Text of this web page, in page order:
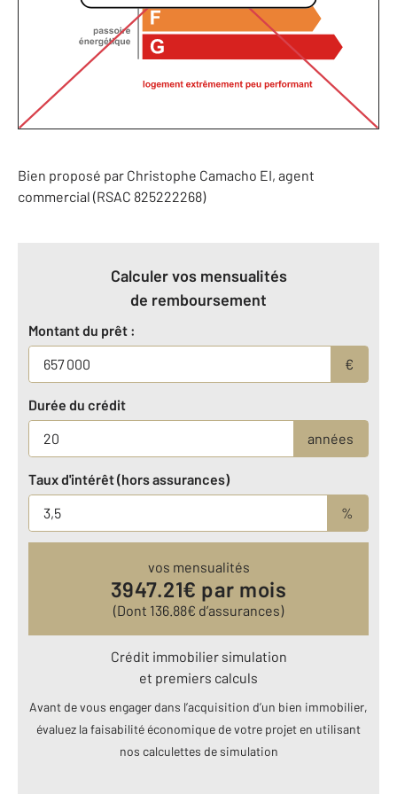
Bien proposé par Christophe Camacho EI, agent
commercial (RSAC 825222268)
Calculer vos mensualités
de remboursement
Montant du prêt :
€
Durée du crédit
années
Taux d'intérêt (hors assurances)
%
vos mensualités
3947.21€ par mois
(Dont 136.88€ d’assurances)
Crédit immobilier simulation
et premiers calculs
Avant de vous engager dans l’acquisition d’un bien immobilier,
évaluez la faisabilité économique de votre projet en utilisant
nos calculettes de simulation